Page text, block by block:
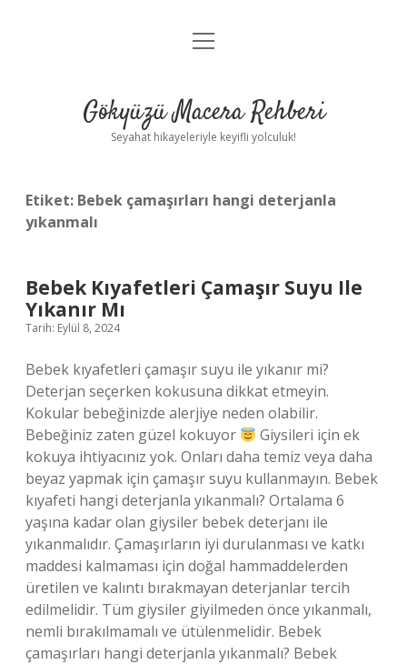
Anasayfa
Yasal Uyarı
menüyü
Gökyüzü Macera Rehberi
Seyahat hikayeleriyle keyifli yolculuk!
Etiket: Bebek çamaşırları hangi deterjanla
yıkanmalı
Bebek Kıyafetleri Çamaşır Suyu Ile
Yıkanır Mı
Tarih: Eylül 8, 2024
Bebek kıyafetleri çamaşır suyu ile yıkanır mi?
Deterjan seçerken kokusuna dikkat etmeyin.
Kokular bebeğinizde alerjiye neden olabilir.
Bebeğiniz zaten güzel kokuyor
Giysileri için ek
kokuya ihtiyacınız yok. Onları daha temiz veya daha
beyaz yapmak için çamaşır suyu kullanmayın. Bebek
kıyafeti hangi deterjanla yıkanmalı? Ortalama 6
yaşına kadar olan giysiler bebek deterjanı ile
yıkanmalıdır. Çamaşırların iyi durulanması ve katkı
maddesi kalmaması için doğal hammaddelerden
üretilen ve kalıntı bırakmayan deterjanlar tercih
edilmelidir. Tüm giysiler giyilmeden önce yıkanmalı,
nemli bırakılmamalı ve ütülenmelidir. Bebek
çamaşırları hangi deterjanla yıkanmalı? Bebek